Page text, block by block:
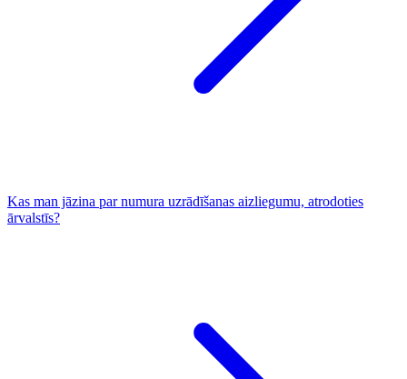
Kas man jāzina par numura uzrādīšanas aizliegumu, atrodoties
ārvalstīs?